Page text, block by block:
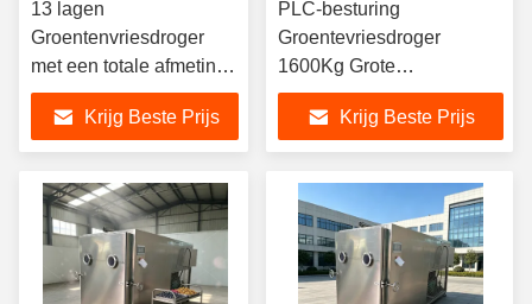
13 lagen
Groentenvriesdroger
met een totale afmeting
van 3800 1700 2000
mm, ontworpen om de
voeding en smaak van
de groenten te
behouden
Krijg Beste Prijs
PLC-besturing
Groentevriesdroger
1600Kg Grote
capaciteitsmachine Ideaal
voor commerciële
Krijg Beste Prijs